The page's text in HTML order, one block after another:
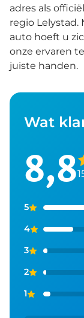
adres als
regio
auto hoeft u
onze ervaren
juiste handen.
Wat
8,8
5
4
3
2
1